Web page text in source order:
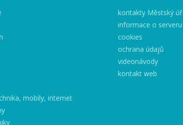
mobily, internet
kontakty Městský
informace o serveru
cookies
ochrana údajů
videonávody
kontakt web